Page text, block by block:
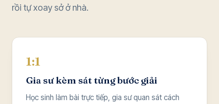
rồi tự xoay sở ở nhà.
1:1
Gia sư kèm sát từng bước giải
Học sinh làm bài trực tiếp, gia sư quan sát cách